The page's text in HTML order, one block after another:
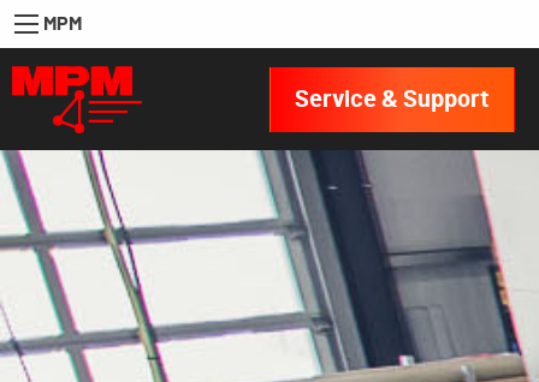
MPM
Service & Support